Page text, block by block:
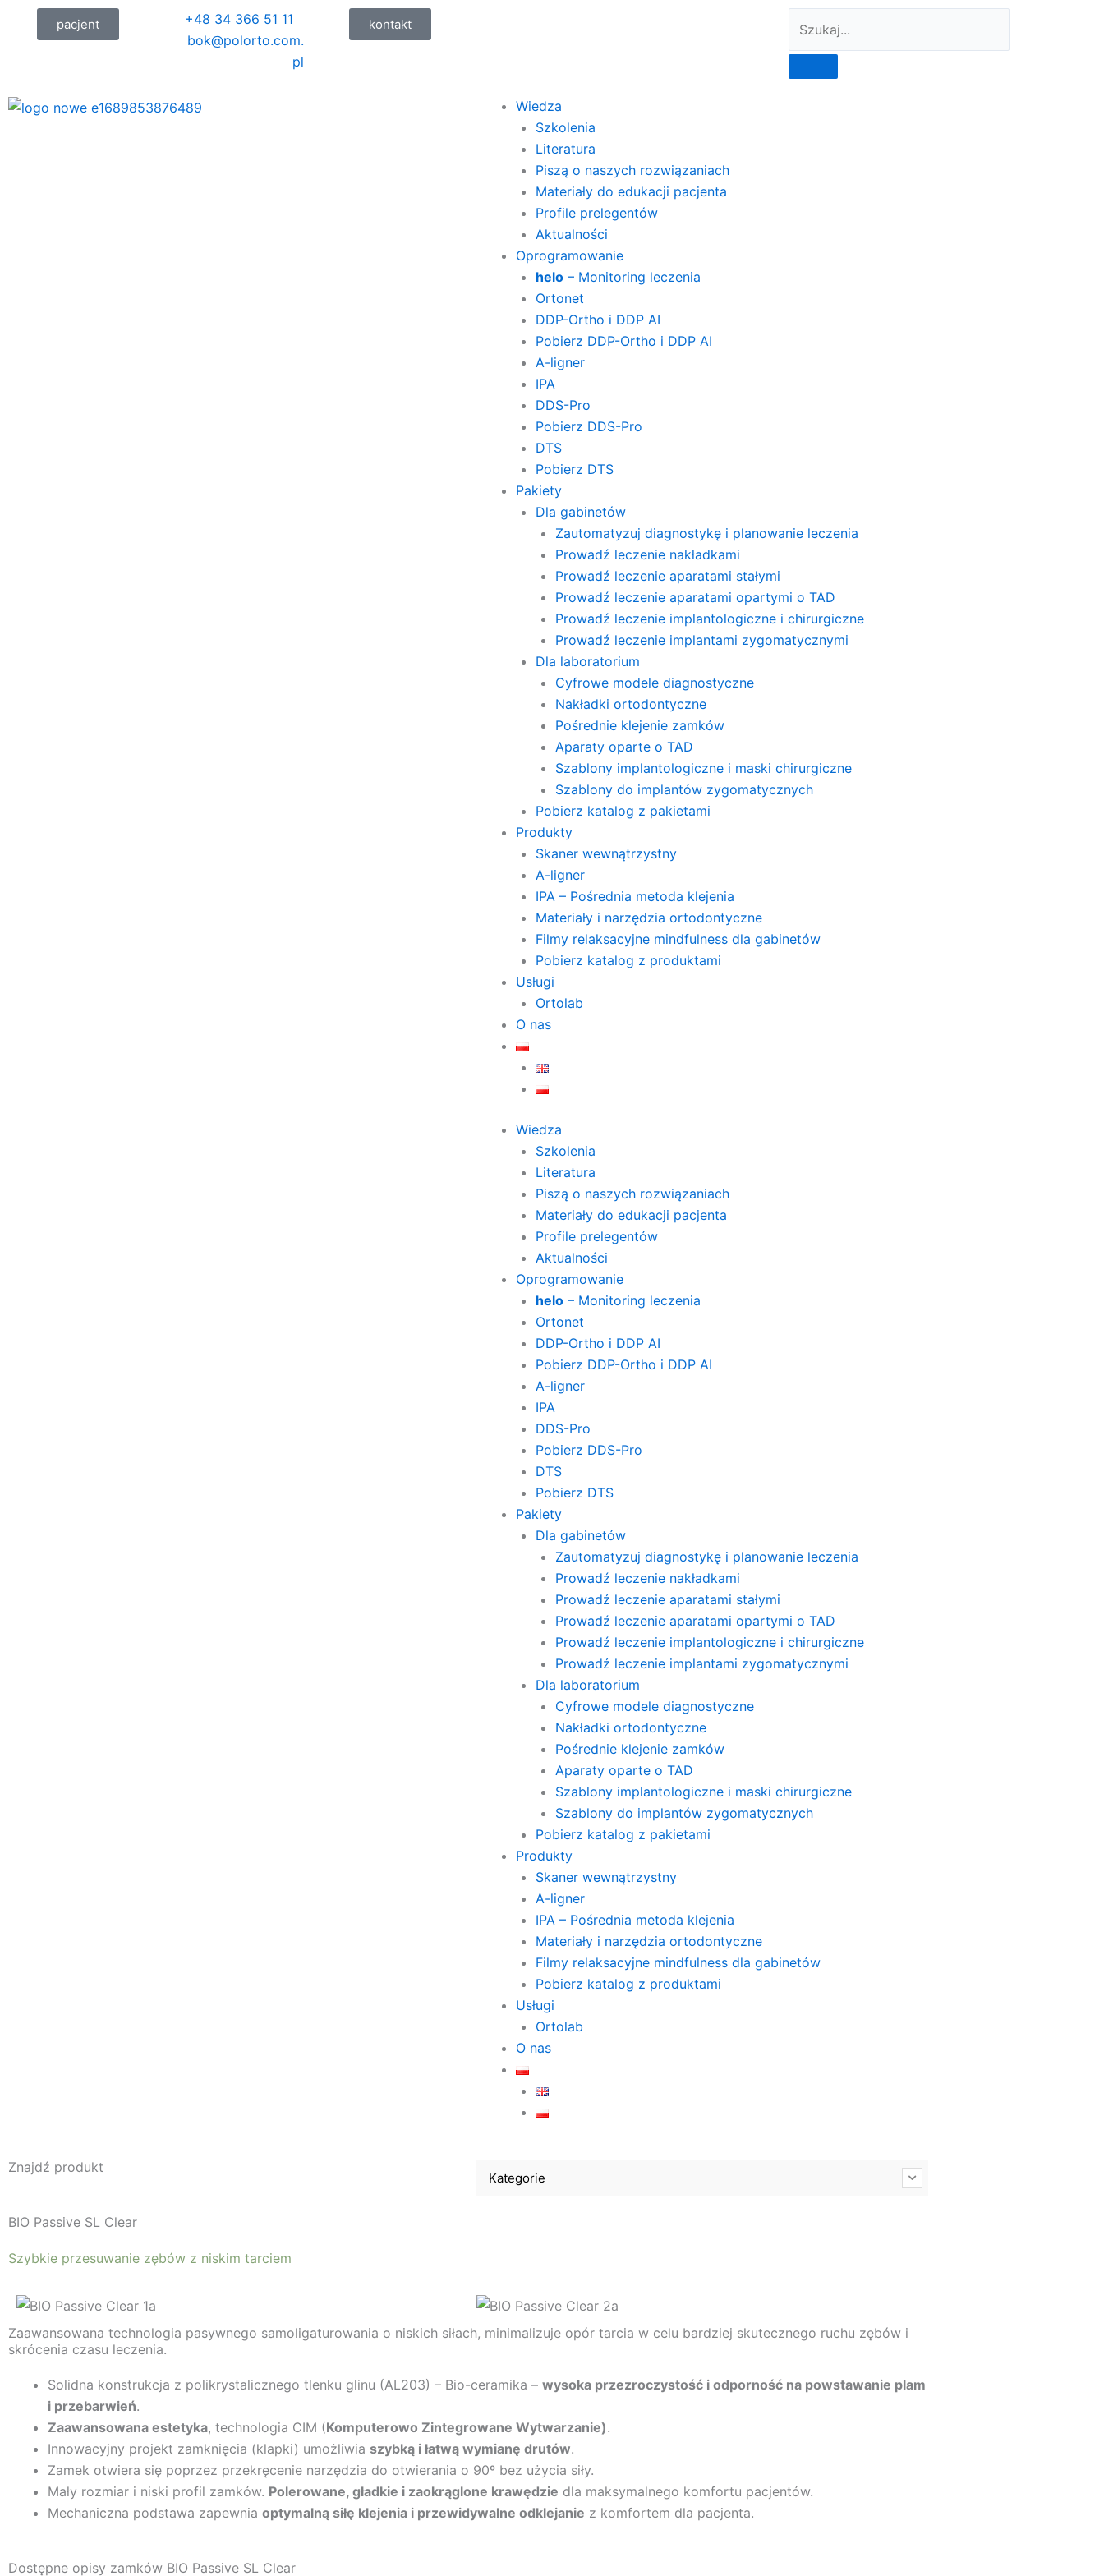
Przejdź
pacjent
+48 34 366 51 11
bok@polorto.com.
pl
kontakt
Wiedza
Szkolenia
Literatura
Piszą o naszych rozwiązaniach
Materiały do edukacji pacjenta
Profile prelegentów
Aktualności
Oprogramowanie
helo – Monitoring leczenia
Ortonet
DDP-Ortho i DDP AI
Pobierz DDP-Ortho i DDP AI
A-ligner
IPA
DDS-Pro
Pobierz DDS-Pro
DTS
Pobierz DTS
Pakiety
Dla gabinetów
Zautomatyzuj diagnostykę i planowanie leczenia
Prowadź leczenie nakładkami
Prowadź leczenie aparatami stałymi
Prowadź leczenie aparatami opartymi o TAD
Prowadź leczenie implantologiczne i chirurgiczne
Prowadź leczenie implantami zygomatycznymi
Dla laboratorium
Cyfrowe modele diagnostyczne
Nakładki ortodontyczne
Pośrednie klejenie zamków
Aparaty oparte o TAD
Szablony implantologiczne i maski chirurgiczne
Szablony do implantów zygomatycznych
Pobierz katalog z pakietami
Produkty
Skaner wewnątrzystny
A-ligner
IPA – Pośrednia metoda klejenia
Materiały i narzędzia ortodontyczne
Filmy relaksacyjne mindfulness dla gabinetów
Pobierz katalog z produktami
Usługi
Ortolab
O nas
Wiedza
Szkolenia
Literatura
Piszą o naszych rozwiązaniach
Materiały do edukacji pacjenta
Profile prelegentów
Aktualności
Oprogramowanie
helo – Monitoring leczenia
Ortonet
DDP-Ortho i DDP AI
Pobierz DDP-Ortho i DDP AI
A-ligner
IPA
DDS-Pro
Pobierz DDS-Pro
DTS
Pobierz DTS
Pakiety
Dla gabinetów
Zautomatyzuj diagnostykę i planowanie leczenia
Prowadź leczenie nakładkami
Prowadź leczenie aparatami stałymi
Prowadź leczenie aparatami opartymi o TAD
Prowadź leczenie implantologiczne i chirurgiczne
Prowadź leczenie implantami zygomatycznymi
Dla laboratorium
Cyfrowe modele diagnostyczne
Nakładki ortodontyczne
Pośrednie klejenie zamków
Aparaty oparte o TAD
Szablony implantologiczne i maski chirurgiczne
Szablony do implantów zygomatycznych
Pobierz katalog z pakietami
Produkty
Skaner wewnątrzystny
A-ligner
IPA – Pośrednia metoda klejenia
Materiały i narzędzia ortodontyczne
Filmy relaksacyjne mindfulness dla gabinetów
Pobierz katalog z produktami
Usługi
Ortolab
O nas
Znajdź produkt
Kategorie
BIO Passive SL Clear
Szybkie przesuwanie zębów z niskim tarciem
Zaawansowana technologia pasywnego samoligaturowania o niskich siłach, minimalizuje opór tarcia w celu bardziej skutecznego ruchu zębów i
skrócenia czasu leczenia.
Solidna konstrukcja z polikrystalicznego tlenku glinu (AL203) – Bio-ceramika – wysoka przezroczystość i odporność na powstawanie plam
i przebarwień.
Zaawansowana estetyka, technologia CIM (Komputerowo Zintegrowane Wytwarzanie).
Innowacyjny projekt zamknięcia (klapki) umożliwia szybką i łatwą wymianę drutów.
Zamek otwiera się poprzez przekręcenie narzędzia do otwierania o 90º bez użycia siły.
Mały rozmiar i niski profil zamków. Polerowane, gładkie i zaokrąglone krawędzie dla maksymalnego komfortu pacjentów.
Mechaniczna podstawa zapewnia optymalną siłę klejenia i przewidywalne odklejanie z komfortem dla pacjenta.
Dostępne opisy zamków BIO Passive SL Clear